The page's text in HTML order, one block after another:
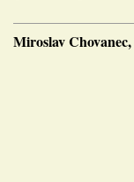
Miroslav Chovanec,